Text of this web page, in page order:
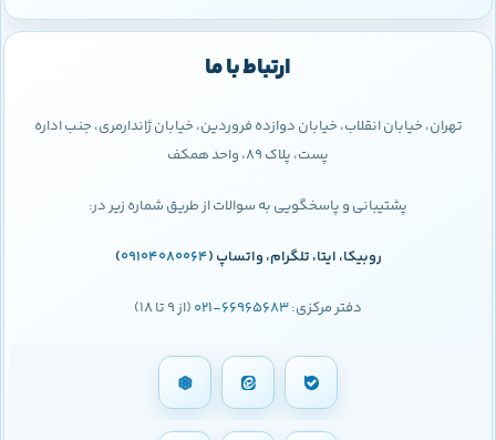
ارتباط با ما
تهران، خیابان انقلاب، خیابان دوازده فروردین، خیابان ژاندارمری، جنب اداره
پست، پلاک 89، واحد همکف
پشتیبانی و پاسخگویی به سوالات از طریق شماره زیر در:
روبیکا، ایتا، تلگرام، واتساپ (09104080064
)
دفتر مرکزی:66965683-021 (از 9 تا 18)